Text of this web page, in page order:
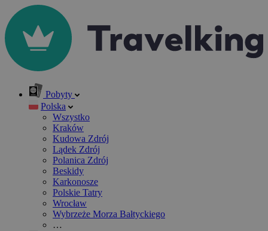
Pobyty
Polska
Wszystko
Kraków
Kudowa Zdrój
Lądek Zdrój
Polanica Zdrój
Beskidy
Karkonosze
Polskie Tatry
Wrocław
Wybrzeże Morza Bałtyckiego
…